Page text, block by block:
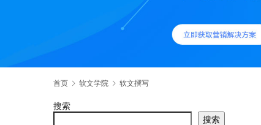
首页 软文学院 软文撰写
搜索
搜索